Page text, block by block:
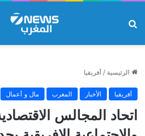
الرئيسية / أفريقيا
أفريقيا الأخبار المغرب مال و أعمال
اتحاد المجالس